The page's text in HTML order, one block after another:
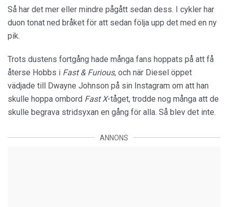
Så har det mer eller mindre pågått sedan dess. I cykler har
duon tonat ned bråket för att sedan följa upp det med en ny
pik.
Trots dustens fortgång hade många fans hoppats på att få
återse Hobbs i Fast & Furious, och när Diesel öppet
vädjade till Dwayne Johnson på sin Instagram om att han
skulle hoppa ombord Fast X-tåget, trodde nog många att de
skulle begrava stridsyxan en gång för alla. Så blev det inte.
ANNONS